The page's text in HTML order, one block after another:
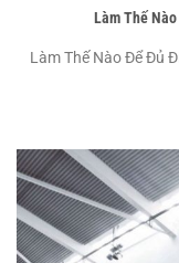
Làm Thế
Làm Thế Nào Để Đủ